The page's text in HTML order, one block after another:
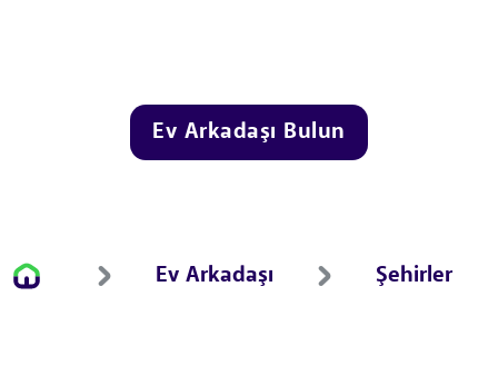
Ev Arkadaşı Bulun
Ev Arkadaşı Şehirler